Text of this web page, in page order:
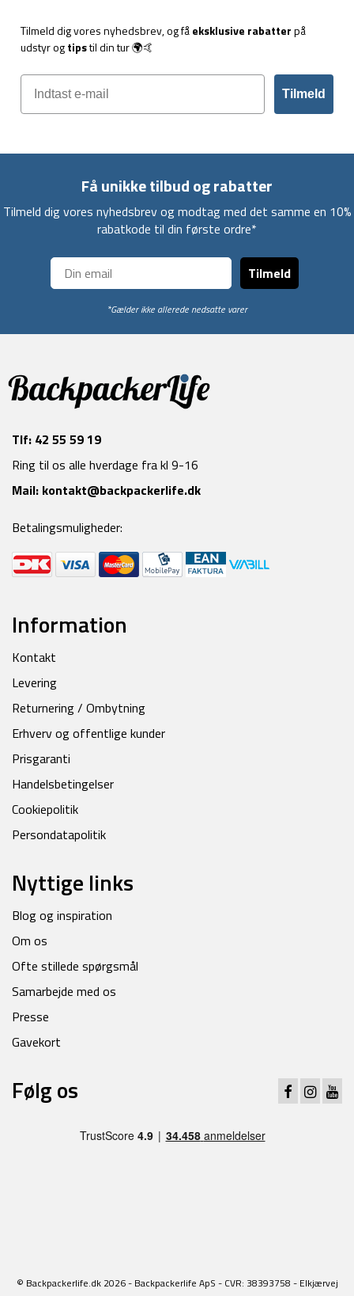
Tilmeld dig vores nyhedsbrev, og fåeksklusive rabatterpå
udstyr ogtipstil din tur 🌍🤙
Tilmeld
Få unikke tilbud og rabatter
Tilmeld dig vores nyhedsbrev og modtag med det samme en 10%
rabatkode til din første ordre*
Tilmeld
*Gælder ikke allerede nedsatte varer
Tlf: 42 55 59 19
Ring til os alle hverdage fra kl 9-16
Mail: kontakt@backpackerlife.dk
Betalingsmuligheder:
Information
Kontakt
Levering
Returnering / Ombytning
Erhverv og offentlige kunder
Prisgaranti
Handelsbetingelser
Cookiepolitik
Persondatapolitik
Nyttige links
Blog og inspiration
Om os
Ofte stillede spørgsmål
Samarbejde med os
Presse
Gavekort
Følg os
© Backpackerlife.dk 2026 - Backpackerlife ApS - CVR: 38393758 - Elkjærvej